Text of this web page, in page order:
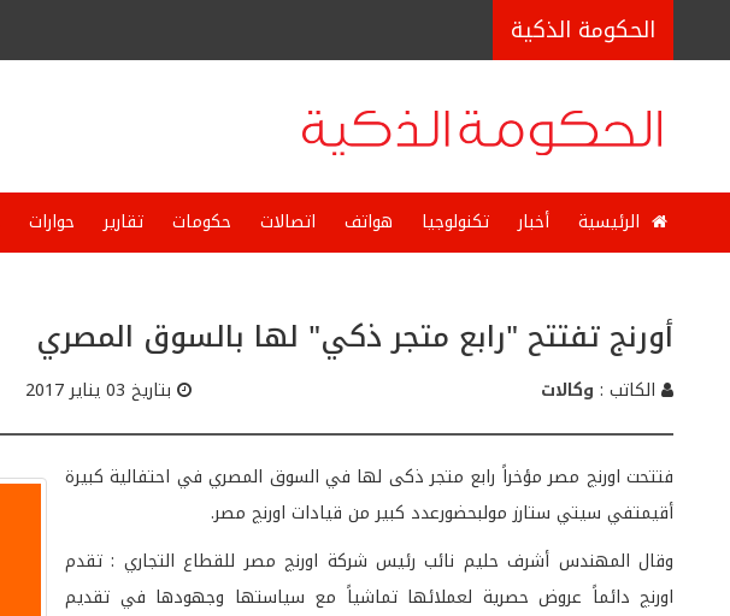
الحكومة الذكية
الرئيسية أخبار تكنولوجيا هواتف اتصالات حكومات تقارير حوارات
أورنج تفتتح "رابع متجر ذكي" لها بالسوق المصري
الكاتب : وكالات بتاريخ 03 يناير 2017
فتتحت اورنچ مصر مؤخراً رابع متجر ذكى لها في السوق المصري في احتفالية كبيرة
أقيمتفي سيتي ستارز مولبحضورعدد كبير من قيادات اورنچ مصر.
وقال المهندس أشرف حليم نائب رئيس شركة اورنچ مصر للقطاع التجاري : تقدم
اورنچ دائماً عروض حصرية لعملائها تماشياً مع سياستها وجهودها في تقديم